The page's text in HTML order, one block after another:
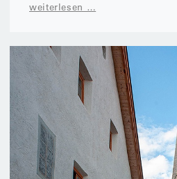
weiterlesen …